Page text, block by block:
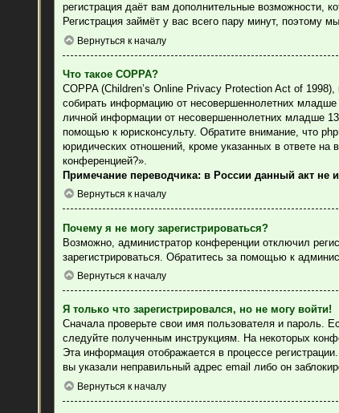
регистрация даёт вам дополнительные возможности,
Регистрация займёт у вас всего пару минут, поэтому
Вернуться к началу
Что такое COPPA?
COPPA (Children’s Online Privacy Protection Act of
собирать информацию от несовершеннолетних младше
личной информации от несовершеннолетних младше
помощью к юрисконсульту. Обратите внимание, что
юридических отношений, кроме указанных в ответе на
конференцией?».
Примечание переводчика: в России данный акт не
Вернуться к началу
Почему я не могу зарегистрироваться?
Возможно, администратор конференции отключил
зарегистрироваться. Обратитесь за помощью к
Вернуться к началу
Я только что зарегистрировался, но не могу войти!
Сначала проверьте свои имя пользователя и пароль.
следуйте полученным инструкциям. На некоторых
Эта информация отображается в процессе
вы указали неправильный адрес email либо он
Вернуться к началу